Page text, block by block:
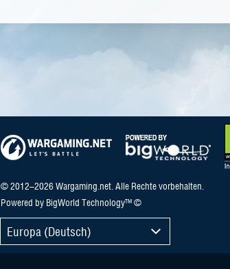
© 2012–2026 Wargaming.net. Alle Rechte vorbehalten.
Powered by BigWorld Technology™ ©
Europa (Deutsch)